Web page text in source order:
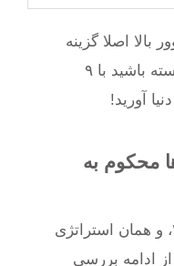
اصلا گزینه
خوبی نیست. مثل اینکه شما خواسته باشید با ۹
آورید!
محکوم به
تقریبا با میانگین لایک زیر ۳، و همان استراتژی
ادامه بررسی